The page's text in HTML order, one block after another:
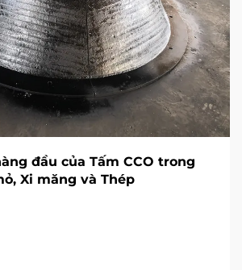
đầu của Tấm CCO trong
Xi măng và Thép